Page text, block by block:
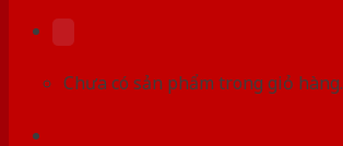
Chưa có sản phẩm trong giỏ hàng.